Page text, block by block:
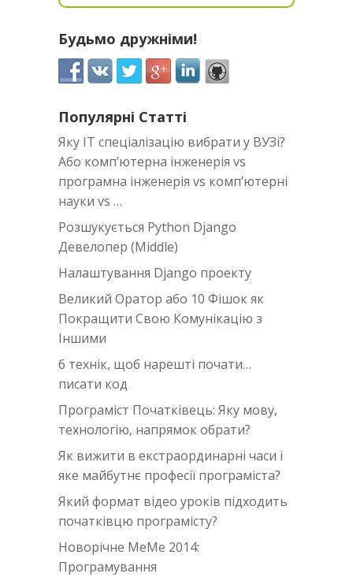
Будьмо дружніми!
Популярні Статті
Яку IT спеціалізацію вибрати у ВУЗі?
Або комп’ютерна інженерія vs
програмна інженерія vs комп’ютерні
науки vs …
Розшукується Python Django
Девелопер (Middle)
Налаштування Django проекту
Великий Оратор або 10 Фішок як
Покращити Свою Комунікацію з
Іншими
6 технік, щоб нарешті почати…
писати код
Програміст Початківець: Яку мову,
технологію, напрямок обрати?
Як вижити в екстраординарні часи i
яке майбутнє професії програміста?
Який формат відео уроків підходить
початківцю програмісту?
Новорічне MeMe 2014:
Програмування